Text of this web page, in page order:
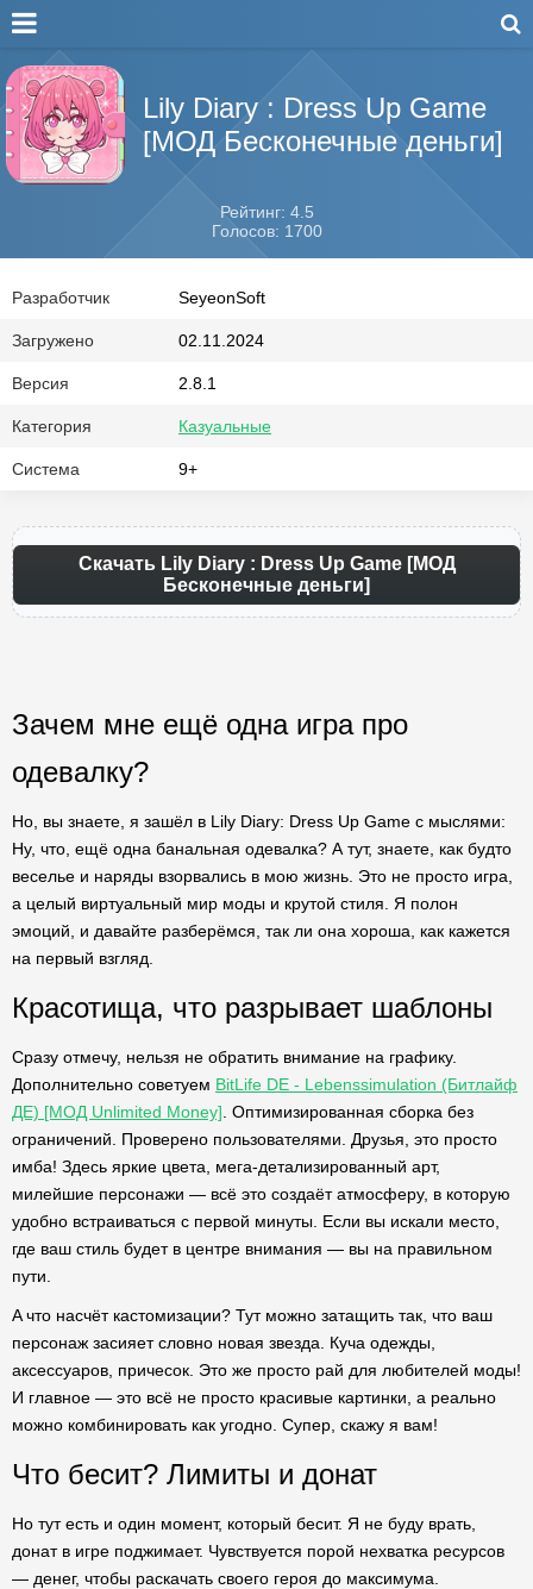
Lily Diary : Dress Up Game
[МОД Бесконечные деньги]
Рейтинг: 4.5
Голосов: 1700
Разработчик SeyeonSoft
Загружено 02.11.2024
Версия 2.8.1
Категория Казуальные
Система 9+
Скачать Lily Diary : Dress Up Game [МОД
Бесконечные деньги]
Зачем мне ещё одна игра про
одевалку?
Но, вы знаете, я зашёл в Lily Diary: Dress Up Game с мыслями:
Ну, что, ещё одна банальная одевалка? А тут, знаете, как будто
веселье и наряды взорвались в мою жизнь. Это не просто игра,
а целый виртуальный мир моды и крутой стиля. Я полон
эмоций, и давайте разберёмся, так ли она хороша, как кажется
на первый взгляд.
Красотища, что разрывает шаблоны
Сразу отмечу, нельзя не обратить внимание на графику.
Дополнительно советуем BitLife DE - Lebenssimulation (Битлайф
ДЕ) [МОД Unlimited Money] . Оптимизированная сборка без
ограничений. Проверено пользователями. Друзья, это просто
имба! Здесь яркие цвета, мега-детализированный арт,
милейшие персонажи — всё это создаёт атмосферу, в которую
удобно встраиваться с первой минуты. Если вы искали место,
где ваш стиль будет в центре внимания — вы на правильном
пути.
A что насчёт кастомизации? Тут можно затащить так, что ваш
персонаж засияет словно новая звезда. Куча одежды,
аксессуаров, причесок. Это же просто рай для любителей моды!
И главное — это всё не просто красивые картинки, а реально
можно комбинировать как угодно. Супер, скажу я вам!
Что бесит? Лимиты и донат
Но тут есть и один момент, который бесит. Я не буду врать,
донат в игре поджимает. Чувствуется порой нехватка ресурсов
— денег, чтобы раскачать своего героя до максимума.